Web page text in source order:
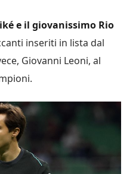
e il giovanissimo Rio
inseriti in lista dal
Giovanni Leoni, al